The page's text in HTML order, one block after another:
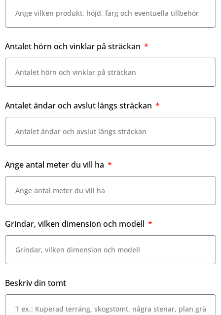
Antalet hörn och vinklar på sträckan
Antalet ändar och avslut längs sträckan
Ange antal meter du vill ha
Grindar, vilken dimension och modell
Beskriv din tomt